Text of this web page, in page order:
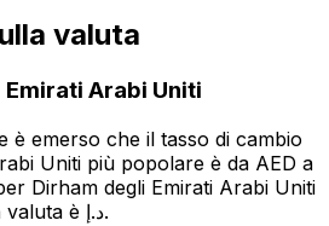
valuta
Arabi Uniti
è emerso che il tasso di cambio
Uniti più popolare è da AED a
Dirham degli Emirati Arabi Uniti
è AED. Il simbolo della valuta è د.إ.